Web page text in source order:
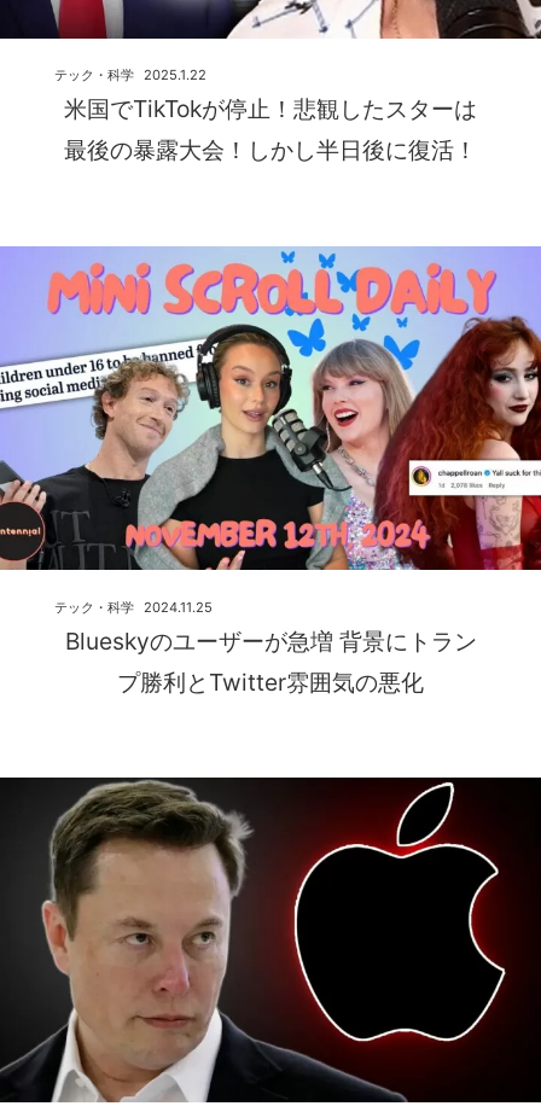
米国でTikTokが停止！悲観したスターは
最後の暴露大会！しかし半日後に復活！
2025.1.22
テック・科学
Blueskyのユーザーが急増 背景にトラン
プ勝利とTwitter雰囲気の悪化
2024.11.25
テック・科学